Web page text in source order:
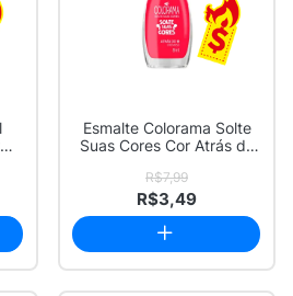
Esmalte Colorama Solte
Suas Cores Cor Atrás do
R$7,99
R$3,49